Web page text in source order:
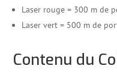
Laser rouge = 300 m de
Laser vert = 500 m de
Contenu du